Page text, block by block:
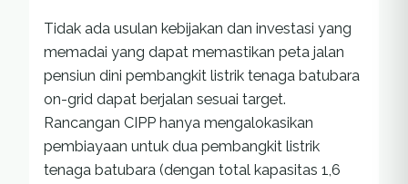
Tidak ada usulan kebijakan dan investasi yang
memadai yang dapat memastikan peta jalan
pensiun dini pembangkit listrik tenaga batubara
on-grid dapat berjalan sesuai target.
Rancangan CIPP hanya mengalokasikan
pembiayaan untuk dua pembangkit listrik
tenaga batubara (dengan total kapasitas 1,6